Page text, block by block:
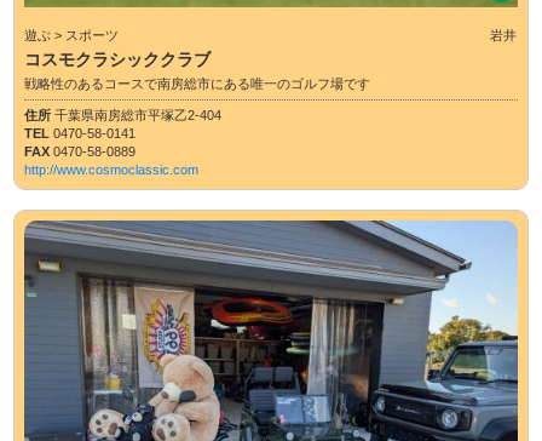
遊ぶ > スポーツ 岩井
コスモクラシッククラブ
戦略性のあるコースで南房総市にある唯一のゴルフ場です
住所千葉県南房総市平塚乙2-404
TEL0470-58-0141
FAX0470-58-0889
http://www.cosmoclassic.com